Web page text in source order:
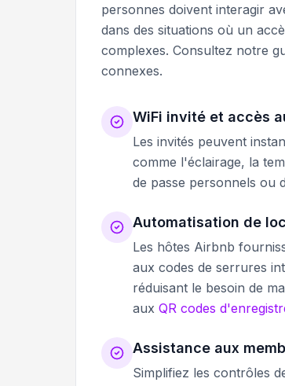
personnes doivent interagir
dans des situations où un
complexes. Consultez notre
connexes.
WiFi invité et accès
Les invités peuvent
comme l'éclairage, la
de passe personnels ou
Automatisation de
Les hôtes Airbnb
aux codes de serrures
réduisant le besoin de
aux QR codes
Assistance aux
Simplifiez les contrôles